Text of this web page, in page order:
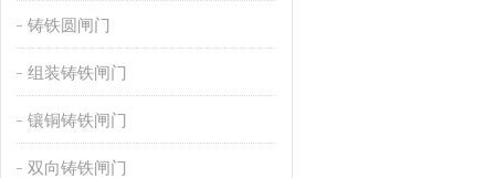
铸铁圆闸门
组装铸铁闸门
镶铜铸铁闸门
双向铸铁闸门